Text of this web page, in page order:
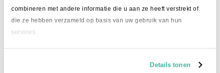
combineren met andere informatie die u aan ze heeft verstrekt of
die ze hebben verzameld op basis van uw gebruik van hun
services.
Details tonen
Plak bovenstaande twee teksten ook op
een sticker aan de buitenkant van het